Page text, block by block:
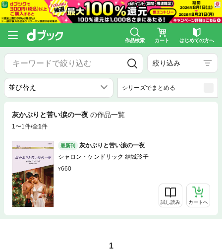
作品検索 カート はじめての方へ
絞り込み
シリーズでまとめる
灰かぶりと苦い涙の一夜 の作品一覧
1〜1件/全1件
最新刊
灰かぶりと苦い涙の一夜
シャロン・ケンドリック 結城玲子
660
試し読み カートへ
1